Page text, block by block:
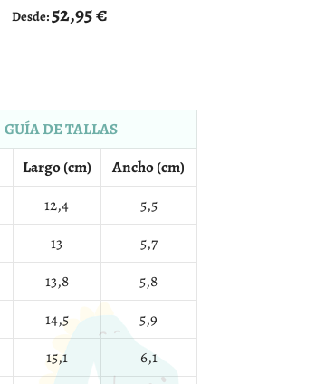
Desde:52,95€
GUÍA DE TALLAS
Largo (cm)
Ancho (cm)
12,4
5,5
13
5,7
13,8
5,8
14,5
5,9
15,1
6,1